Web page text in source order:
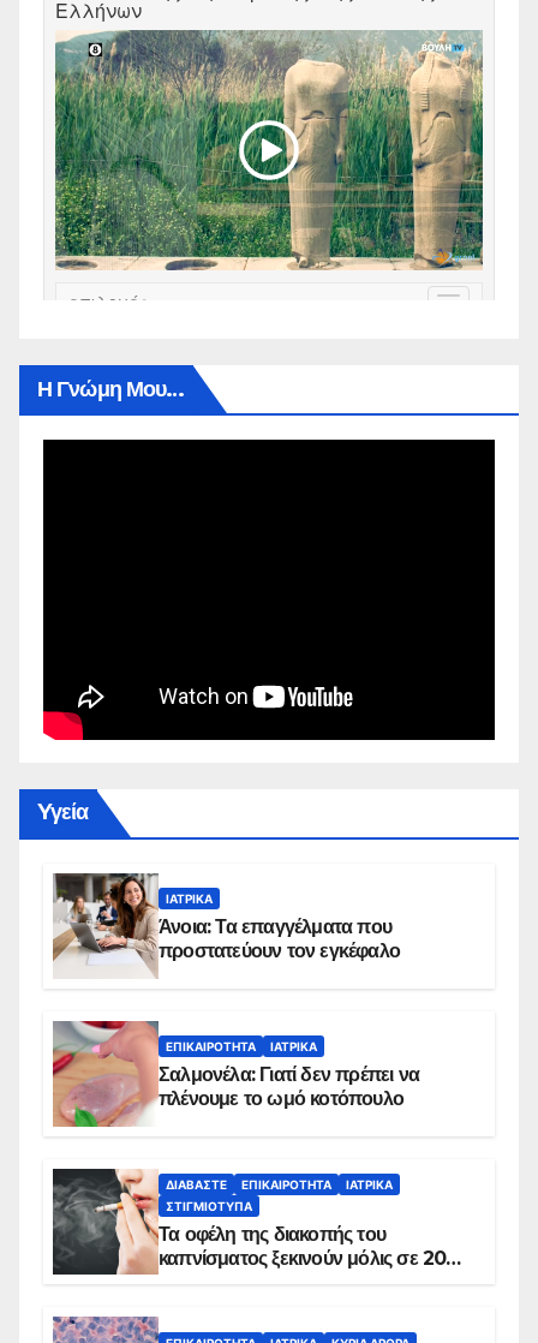
Η Γνώμη Μου…
Yγεία
ΙΑΤΡΙΚΆ
Άνοια: Τα επαγγέλματα που
προστατεύουν τον εγκέφαλο
ΕΠΙΚΑΙΡΌΤΗΤΑ ΙΑΤΡΙΚΆ
Σαλμονέλα: Γιατί δεν πρέπει να
πλένουμε το ωμό κοτόπουλο
ΔΙΑΒΆΣΤΕ ΕΠΙΚΑΙΡΌΤΗΤΑ
ΙΑΤΡΙΚΆ
ΣΤΙΓΜΙΌΤΥΠΑ
Τα οφέλη της διακοπής του
καπνίσματος ξεκινούν μόλις σε 20